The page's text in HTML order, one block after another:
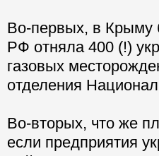
Во-первых, в Крыму
РФ отняла 400 (!)
газовых
отделения
Во-вторых, что же
если предприятия